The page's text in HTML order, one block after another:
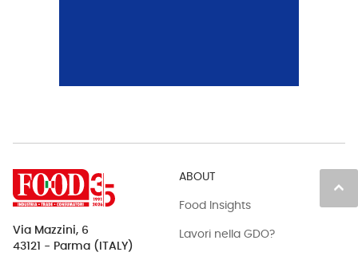
keyboard_arrow_up
Via Mazzini, 6
43121 - Parma (ITALY)
ABOUT
Food Insights
Lavori nella GDO?